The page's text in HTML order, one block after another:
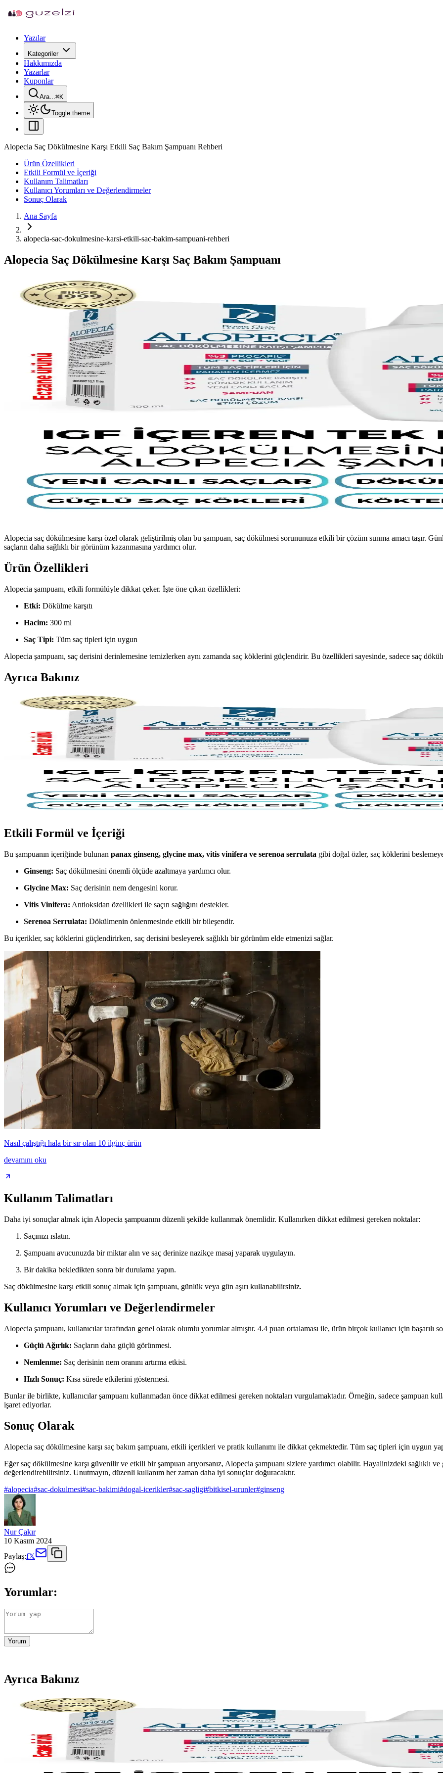
Yazılar
Kategoriler
Hakkımızda
Yazarlar
Kuponlar
Ara...⌘K
Toggle theme
Alopecia Saç Dökülmesine Karşı Etkili Saç Bakım Şampuanı Rehberi
Ürün Özellikleri
Etkili Formül ve İçeriği
Kullanım Talimatları
Kullanıcı Yorumları ve Değerlendirmeler
Sonuç Olarak
Ana Sayfa
alopecia-sac-dokulmesine-karsi-etkili-sac-bakim-sampuani-rehberi
Alopecia Saç Dökülmesine Karşı Saç Bakım Şampuanı
Alopecia saç dökülmesine karşı özel olarak geliştirilmiş olan bu şampuan, saç dökülmesi sorununuza etkili bir çözüm sunma amacı taşır.
saçların daha sağlıklı bir görünüm kazanmasına yardımcı olur.
Ürün Özellikleri
Alopecia şampuanı, etkili formülüyle dikkat çeker. İşte öne çıkan özellikleri:
Etki: Dökülme karşıtı
Hacim: 300 ml
Saç Tipi: Tüm saç tipleri için uygun
Alopecia şampuanı, saç derisini derinlemesine temizlerken aynı zamanda saç köklerini güçlendirir. Bu özellikleri sayesinde, sadece saç
Ayrıca Bakınız
Karşılaştırma: Alopecia ve Bioxcin Forte Saç Dökülmesi Önleyici Şampuanlar
Alopecia ve Bioxcin Forte şampuanlarını inceleyerek, saç dökülmesi konusunda hangi ürünün daha etkili olduğunu öğrenin. Kullanıcı
Alopecia Procapil ve IGF İçeren Saç Dökülmesine Karşı Etkili Şampuan
Saç dökülmesine karşı etkili olan Alopecia Procapil ve IGF içeren şampuan hakkında detaylı bilgi. Sağlıklı saçlar için patentli formül ve
Alopecia Saç Dökülmesine Karşı Etkili Saç Bakım Şampuanı Rehberi
Alopecia saç dökülmesine karşı özel şampuan, saç köklerini besleyip güçlendirirken saç sağlığınızı artırır. Günlük kullanım için uygundur.
Etkili Formül ve İçeriği
Bu şampuanın içeriğinde bulunan panax ginseng, glycine max, vitis vinifera ve serenoa serrulata gibi doğal özler, saç köklerini
Ginseng: Saç dökülmesini önemli ölçüde azaltmaya yardımcı olur.
Glycine Max: Saç derisinin nem dengesini korur.
Vitis Vinifera: Antioksidan özellikleri ile saçın sağlığını destekler.
Serenoa Serrulata: Dökülmenin önlenmesinde etkili bir bileşendir.
Bu içerikler, saç köklerini güçlendirirken, saç derisini besleyerek sağlıklı bir görünüm elde etmenizi sağlar.
Nasıl çalıştığı hala bir sır olan 10 ilginç ürün
devamını oku
Kullanım Talimatları
Daha iyi sonuçlar almak için Alopecia şampuanını düzenli şekilde kullanmak önemlidir. Kullanırken dikkat edilmesi gereken noktalar:
Saçınızı ıslatın.
Şampuanı avucunuzda bir miktar alın ve saç derinize nazikçe masaj yaparak uygulayın.
Bir dakika bekledikten sonra bir durulama yapın.
Saç dökülmesine karşı etkili sonuç almak için şampuanı, günlük veya gün aşırı kullanabilirsiniz.
Kullanıcı Yorumları ve Değerlendirmeler
Alopecia şampuanı, kullanıcılar tarafından genel olarak olumlu yorumlar almıştır. 4.4 puan ortalaması ile, ürün birçok kullanıcı için başarılı
Güçlü Ağırlık: Saçların daha güçlü görünmesi.
Nemlenme: Saç derisinin nem oranını artırma etkisi.
Hızlı Sonuç: Kısa sürede etkilerini göstermesi.
Bunlar ile birlikte, kullanıcılar şampuanı kullanmadan önce dikkat edilmesi gereken noktaları vurgulamaktadır. Örneğin, sadece şampuan
işaret ediyorlar.
Sonuç Olarak
Alopecia saç dökülmesine karşı saç bakım şampuanı, etkili içerikleri ve pratik kullanımı ile dikkat çekmektedir. Tüm saç tipleri için uygun
Eğer saç dökülmesine karşı güvenilir ve etkili bir şampuan arıyorsanız, Alopecia şampuanı sizlere yardımcı olabilir. Hayalinizdeki sağlıklı
değerlendirebilirsiniz. Unutmayın, düzenli kullanım her zaman daha iyi sonuçlar doğuracaktır.
#alopecia#sac-dokulmesi#sac-bakimi#dogal-icerikler#sac-sagligi#bitkisel-urunler#ginseng
Nur Çakır
10 Kasım 2024
Paylaş:f𝕏
Yorumlar:
Yorum
Ayrıca Bakınız
Karşılaştırma: Alopecia ve Bioxcin Forte Saç Dökülmesi Önleyici Şampuanlar
Alopecia ve Bioxcin Forte şampuanlarını inceleyerek, saç dökülmesi konusunda hangi ürünün daha etkili olduğunu öğrenin. Kullanıcı
Alopecia Procapil ve IGF İçeren Saç Dökülmesine Karşı Etkili Şampuan
Saç dökülmesine karşı etkili olan Alopecia Procapil ve IGF içeren şampuan hakkında detaylı bilgi. Sağlıklı saçlar için patentli formül ve